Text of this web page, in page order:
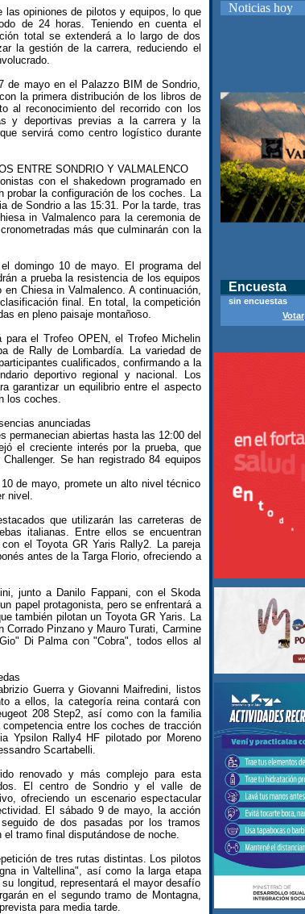
Noticias hoy
Encuesta
sin encuestas
Votar
las opiniones de pilotos y equipos, lo que
de 24 horas. Teniendo en cuenta el
total se extenderá a lo largo de dos
la gestión de la carrera, reduciendo el
de mayo en el Palazzo BIM de Sondrio,
la primera distribución de los libros de
al reconocimiento del recorrido con los
y deportivas previas a la carrera y la
servirá como centro logístico durante
ENTRE SONDRIO Y VALMALENCO
con el shakedown programado en
probar la configuración de los coches. La
de Sondrio a las 15:31. Por la tarde, tras
in Valmalenco para la ceremonia de
más que culminarán con la
domingo 10 de mayo. El programa del
a prueba la resistencia de los equipos
Chiesa in Valmalenco. A continuación,
final. En total, la competición
en pleno paisaje montañoso.
el Trofeo OPEN, el Trofeo Michelin
de Rally de Lombardía. La variedad de
cualificados, confirmando a la
deportivo regional y nacional. Los
garantizar un equilibrio entre el aspecto
los coches.
anunciadas
permanecian abiertas hasta las 12:00 del
el creciente interés por la prueba, que
Se han registrado 84 equipos
de mayo, promete un alto nivel técnico
nivel.
que utilizarán las carreteras de
italianas. Entre ellos se encuentran
el Toyota GR Yaris Rally2. La pareja
antes de la Targa Florio, ofreciendo a
junto a Danilo Fappani, con el Skoda
papel protagonista, pero se enfrentará a
también pilotan un Toyota GR Yaris. La
Pinzano y Mauro Turati, Carmine
Di Palma con "Cobra", todos ellos al
Guerra y Giovanni Maifredini, listos
a ellos, la categoría reina contará con
208 Step2, así como con la familia
entre los coches de tracción
Ypsilon Rally4 HF pilotado por Moreno
Scartabelli.
renovado y más complejo para esta
El centro de Sondrio y el valle de
ofreciendo un escenario espectacular
El sábado 9 de mayo, la acción
de dos pasadas por los tramos
tramo final disputándose de noche.
de tres rutas distintas. Los pilotos
in Valtellina", así como la larga etapa
longitud, representará el mayor desafío
en el segundo tramo de Montagna,
para media tarde.